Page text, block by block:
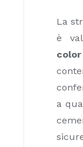
La
è
a